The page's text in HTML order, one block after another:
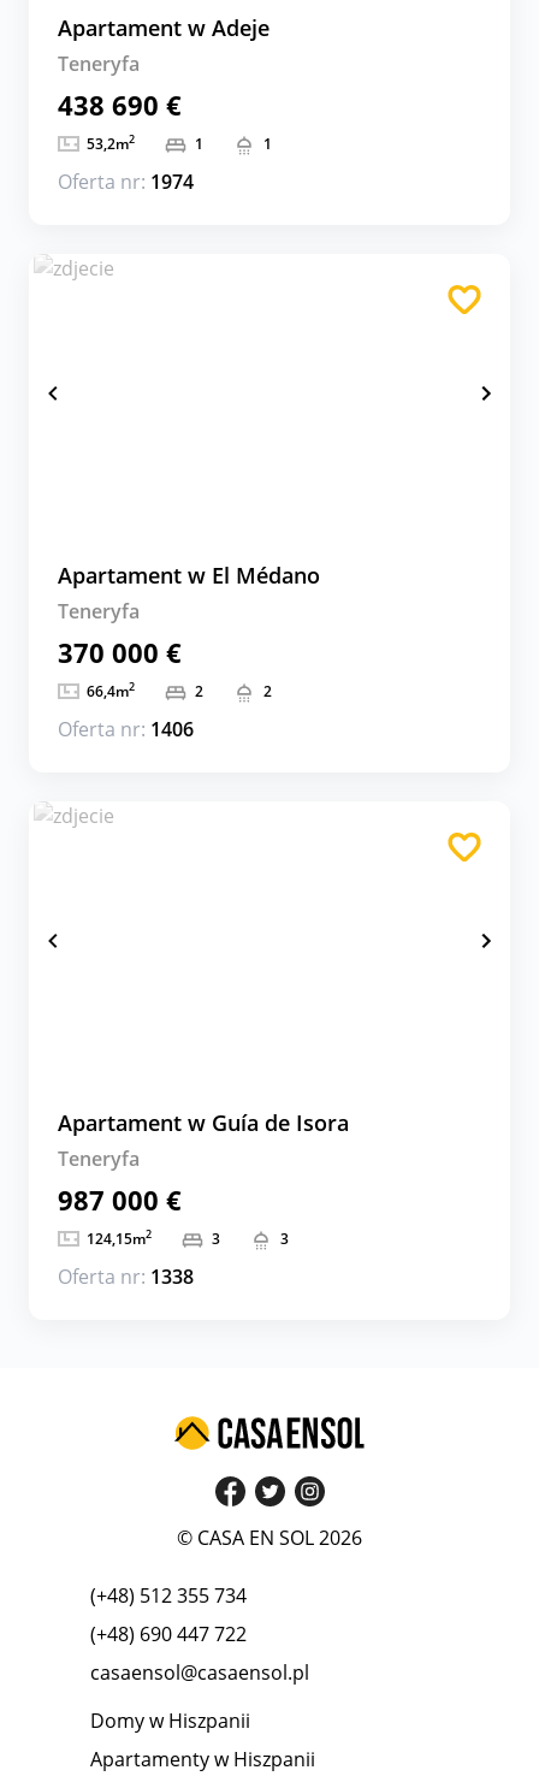
Apartament w Adeje
Teneryfa
438 690 €
53,2m2 1 1
Oferta nr: 1974
Apartament w El Médano
Teneryfa
370 000 €
66,4m2 2 2
Oferta nr: 1406
Apartament w Guía de Isora
Teneryfa
987 000 €
124,15m2 3 3
Oferta nr: 1338
© CASA EN SOL 2026
(+48) 512 355 734
(+48) 690 447 722
casaensol@casaensol.pl
Domy w Hiszpanii
Apartamenty w Hiszpanii